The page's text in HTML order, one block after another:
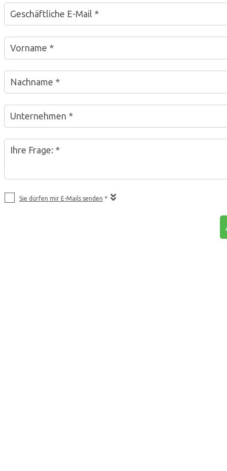
Geschäftliche E-Mail *
Vorname *
Nachname *
Unternehmen *
Ihre Frage: *
Sie dürfen mir E-Mails senden *